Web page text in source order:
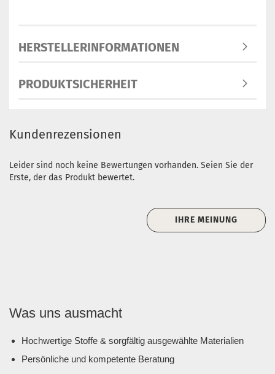
HERSTELLERINFORMATIONEN
PRODUKTSICHERHEIT
Kundenrezensionen
Leider sind noch keine Bewertungen vorhanden. Seien Sie der
Erste, der das Produkt bewertet.
IHRE MEINUNG
Was uns ausmacht
Hochwertige Stoffe & sorgfältig ausgewählte Materialien
Persönliche und kompetente Beratung